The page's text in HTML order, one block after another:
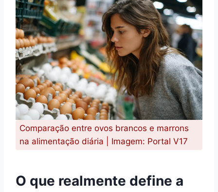
Comparação entre ovos brancos e marrons
na alimentação diária | Imagem: Portal V17
O que realmente define a